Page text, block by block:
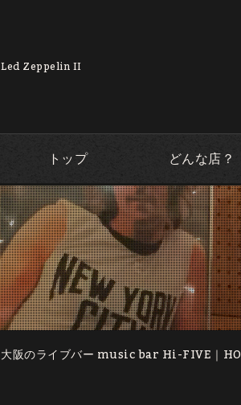
Led Zeppelin II
トップ どんな店？
大阪のライブバー music bar Hi-FIVE｜